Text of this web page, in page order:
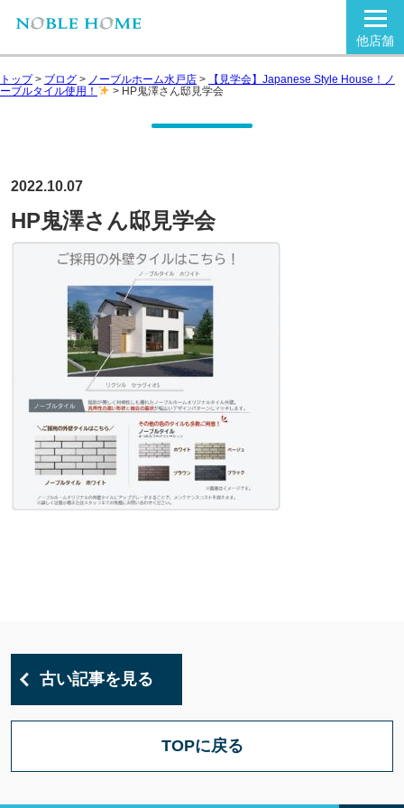
他店舗
トップ> ブログ > ノーブルホーム水戸店 >
【見学会】Japanese Style House！ノ
ーブルタイル使用！
> HP鬼澤さん邸見学会
2022.10.07
HP鬼澤さん邸見学会
古い記事を見る
TOPに戻る